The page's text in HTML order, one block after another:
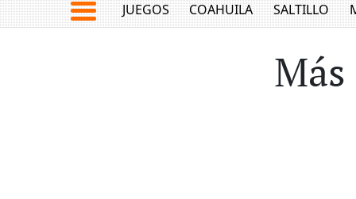
JUEGOS COAHUILA SALTILLO